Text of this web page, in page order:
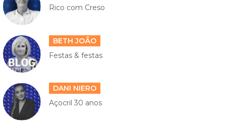
Rico com Creso
BETH JOÃO
Festas & festas
DANI NIERO
Açocril 30 anos